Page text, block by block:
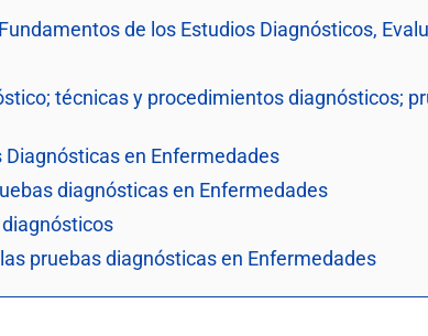
de los Estudios Diagnósticos,
técnicas y procedimientos diagnósticos;
en Enfermedades
diagnósticas en Enfermedades
pruebas diagnósticas en Enfermedades